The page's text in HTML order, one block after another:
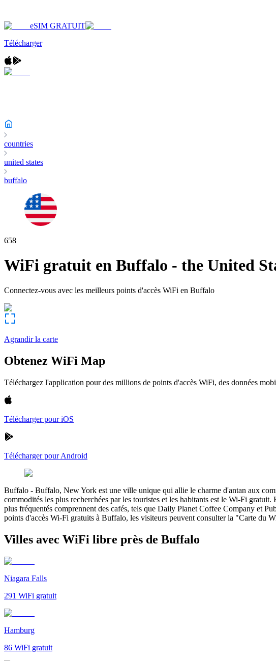
eSIM GRATUIT
Télécharger
countries
united states
buffalo
658
WiFi gratuit en Buffalo - the United
Connectez-vous avec les meilleurs points d'accès WiFi en Buffalo
Agrandir la carte
Obtenez WiFi Map
Téléchargez l'application pour des millions de points d'accès WiFi, des données
Télécharger pour iOS
Télécharger pour Android
Buffalo - Buffalo, New York est une ville unique qui allie le charme d'antan aux
commodités les plus recherchées par les touristes et les habitants est le Wi-Fi
plus fréquentés comprennent des cafés, tels que Daily Planet Coffee Company et
points d'accès Wi-Fi gratuits à Buffalo, les visiteurs peuvent consulter la "Carte du
Villes avec WiFi libre près de Buffalo
Niagara Falls
291 WiFi gratuit
Hamburg
86 WiFi gratuit